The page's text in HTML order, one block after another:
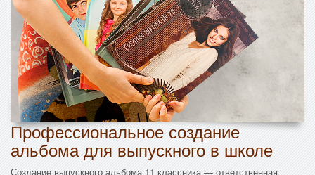
Профессиональное создание
альбома для выпускного в школе
Создание выпускного альбома 11 классника — ответственная